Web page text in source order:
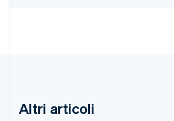
Altri articoli
Cipro
English